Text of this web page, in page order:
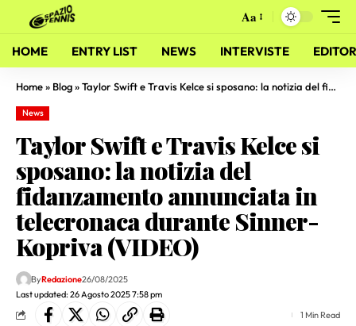
Aa
HOME ENTRY LIST NEWS INTERVISTE
Home» Blog»Taylor Swift e Travis Kelce si sposano: la notizia del fidanzamento annunciata in telecronaca durante Sinner-Kopriva (VIDEO)
News
Taylor Swift e Travis Kelce si
sposano: la notizia del
fidanzamento annunciata in
telecronaca durante Sinner-
Kopriva (VIDEO)
Last updated: 26 Agosto 2025 7:58 pm
ByRedazione26/08/2025
1 Min Read